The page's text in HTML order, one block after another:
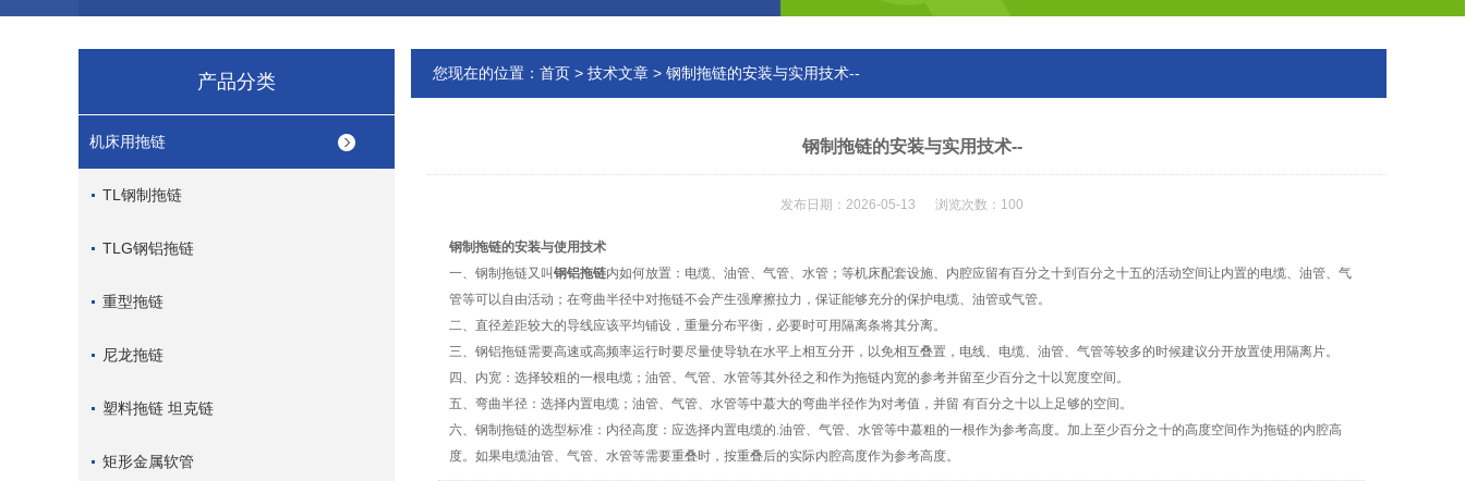
产品分类
机床用拖链
TL钢制拖链
TLG钢铝拖链
重型拖链
尼龙拖链
塑料拖链 坦克链
矩形金属软管
您现在的位置： 首页 > 技术文章 > 钢制拖链的安装与实用技术--
钢制拖链的安装与实用技术--
发布日期：2026-05-13 浏览次数：100
钢制拖链的安装与使用技术
一、钢制拖链又叫钢铝拖链内如何放置：电缆、油管、气管、水管；等机床配套设施、内腔应留有百分之十到百分之十五的活动空间让内置的电缆、油管、气
管等可以自由活动；在弯曲半径中对拖链不会产生强摩擦拉力，保证能够充分的保护电缆、油管或气管。
二、直径差距较大的导线应该平均铺设，重量分布平衡，必要时可用隔离条将其分离。
三、 钢铝拖链需要高速或高频率运行时要尽量使导轨在水平上相互分开，以免相互叠置，电线、电缆、油管、气管等较多的时候建议分开放置使用隔离片。
四、内宽：选择较粗的一根电缆；油管、气管、水管等其外径之和作为拖链内宽的参考并留至少百分之十以宽度空间。
五、弯曲半径：选择内置电缆；油管、气管、水管等中蕞大的弯曲半径作为对考值，并留 有百分之十以上足够的空间。
六、钢制 拖链的选型标准：内径高度：应选择内置电缆的.油管、气管、水管等中蕞粗的一根作为参考高度。加上至少百分之十的高度空间作为拖链的内腔高
度。如果电缆油管、气管、水管等需要重叠时，按重叠后的实际内腔高度作为参考高度。